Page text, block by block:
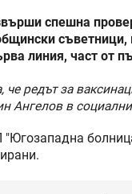
спешна
съветници,
линия, част от
че редът за
Ангелов в